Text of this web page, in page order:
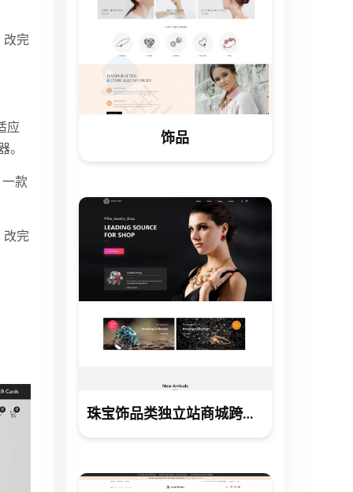
改完
应
。
款
改完
饰品
珠宝饰品类独立站商城跨境电商网站建设制作